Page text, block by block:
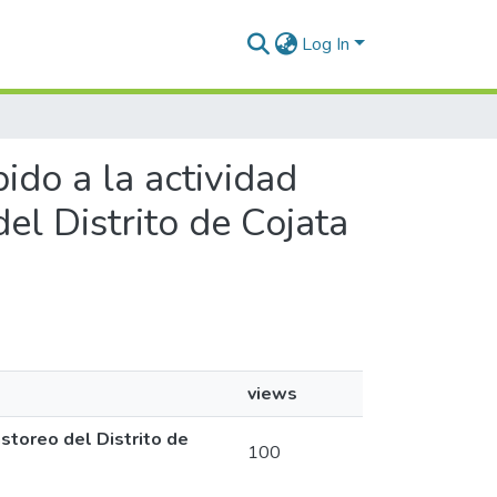
Log In
a la actividad
Distrito de Cojata
views
del Distrito de
100